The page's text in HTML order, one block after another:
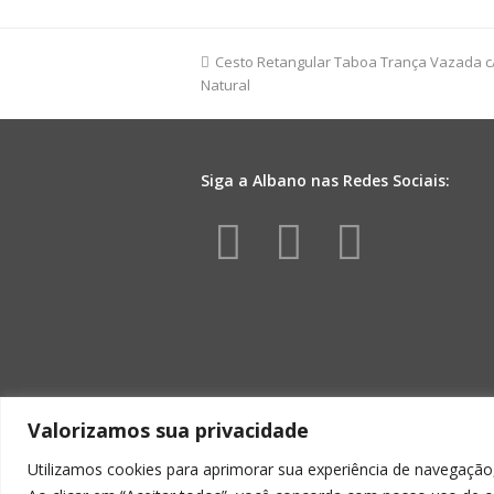
Valorizamos sua privacidade
Utilizamos cookies para aprimorar sua experiência de
previous
post:
Cesto Retangular Taboa Trança Vazada
Natural
Siga a Albano nas Redes Sociais:
Facebook